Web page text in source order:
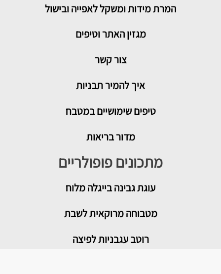
המרת מידות ומשקל לאפייה ובישול
מגזין האתר וטיפים
צור קשר
איך להמיר תבניות
טיפים שימושיים במטבח
מדור בריאות
מתכונים פופולריים
עוגת גבינה בייגלה מלוח
מטבוחה מרוקאית לשבת
רוטב עגבניות לפיצה